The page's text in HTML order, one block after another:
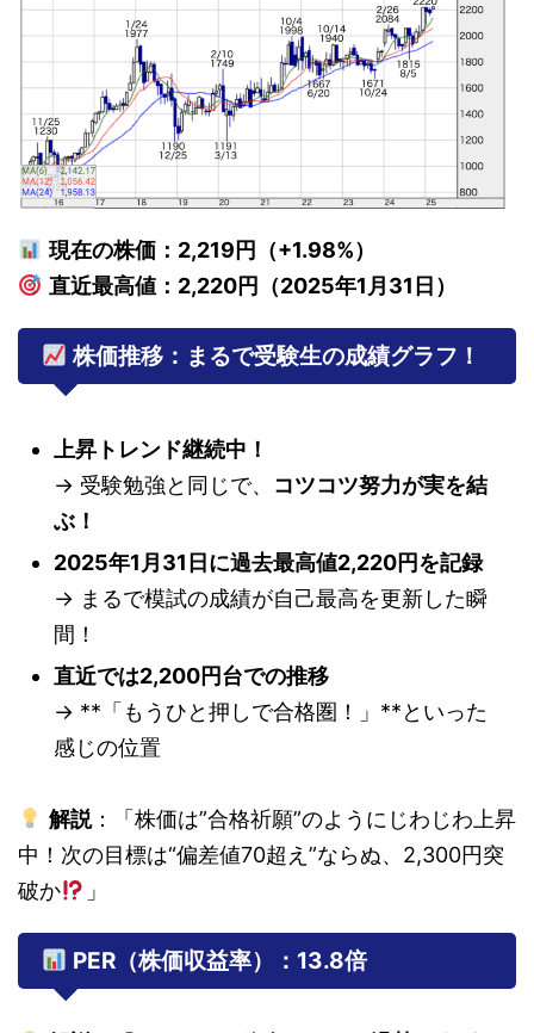
現在の株価：2,219円（+1.98%）
直近最高値：2,220円（2025年1月31日）
株価推移：まるで受験生の成績グラフ！
上昇トレンド継続中！
→ 受験勉強と同じで、 コツコツ努力が実を結
ぶ！
2025年1月31日に過去最高値2,220円を記録
→ まるで模試の成績が自己最高を更新した瞬
間！
直近では2,200円台での推移
→ **「もうひと押しで合格圏！」**といった
感じの位置
解説：「株価は”合格祈願”のようにじわじわ上昇
中！次の目標は“偏差値70超え”ならぬ、2,300円突
破か
」
PER（株価収益率）：13.8倍